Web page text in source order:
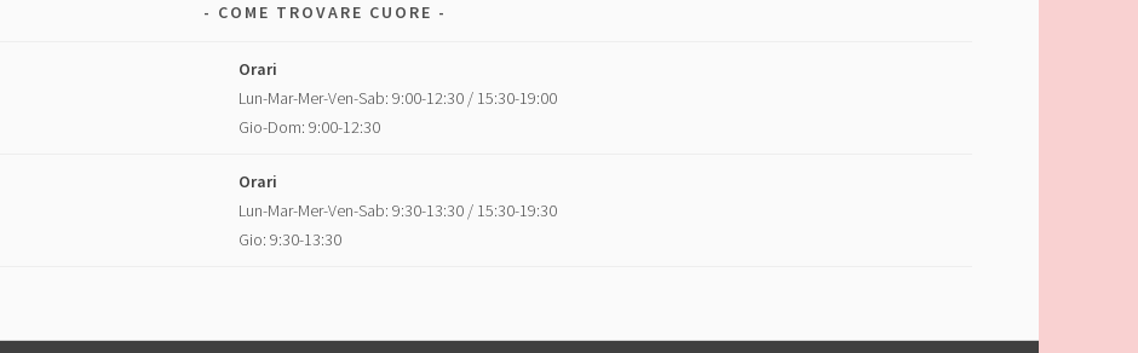
COME TROVARE CUORE
Orari
Lun-Mar-Mer-Ven-Sab: 9:00-12:30 / 15:30-19:00
Gio-Dom: 9:00-12:30
Orari
Lun-Mar-Mer-Ven-Sab: 9:30-13:30 / 15:30-19:30
Gio: 9:30-13:30